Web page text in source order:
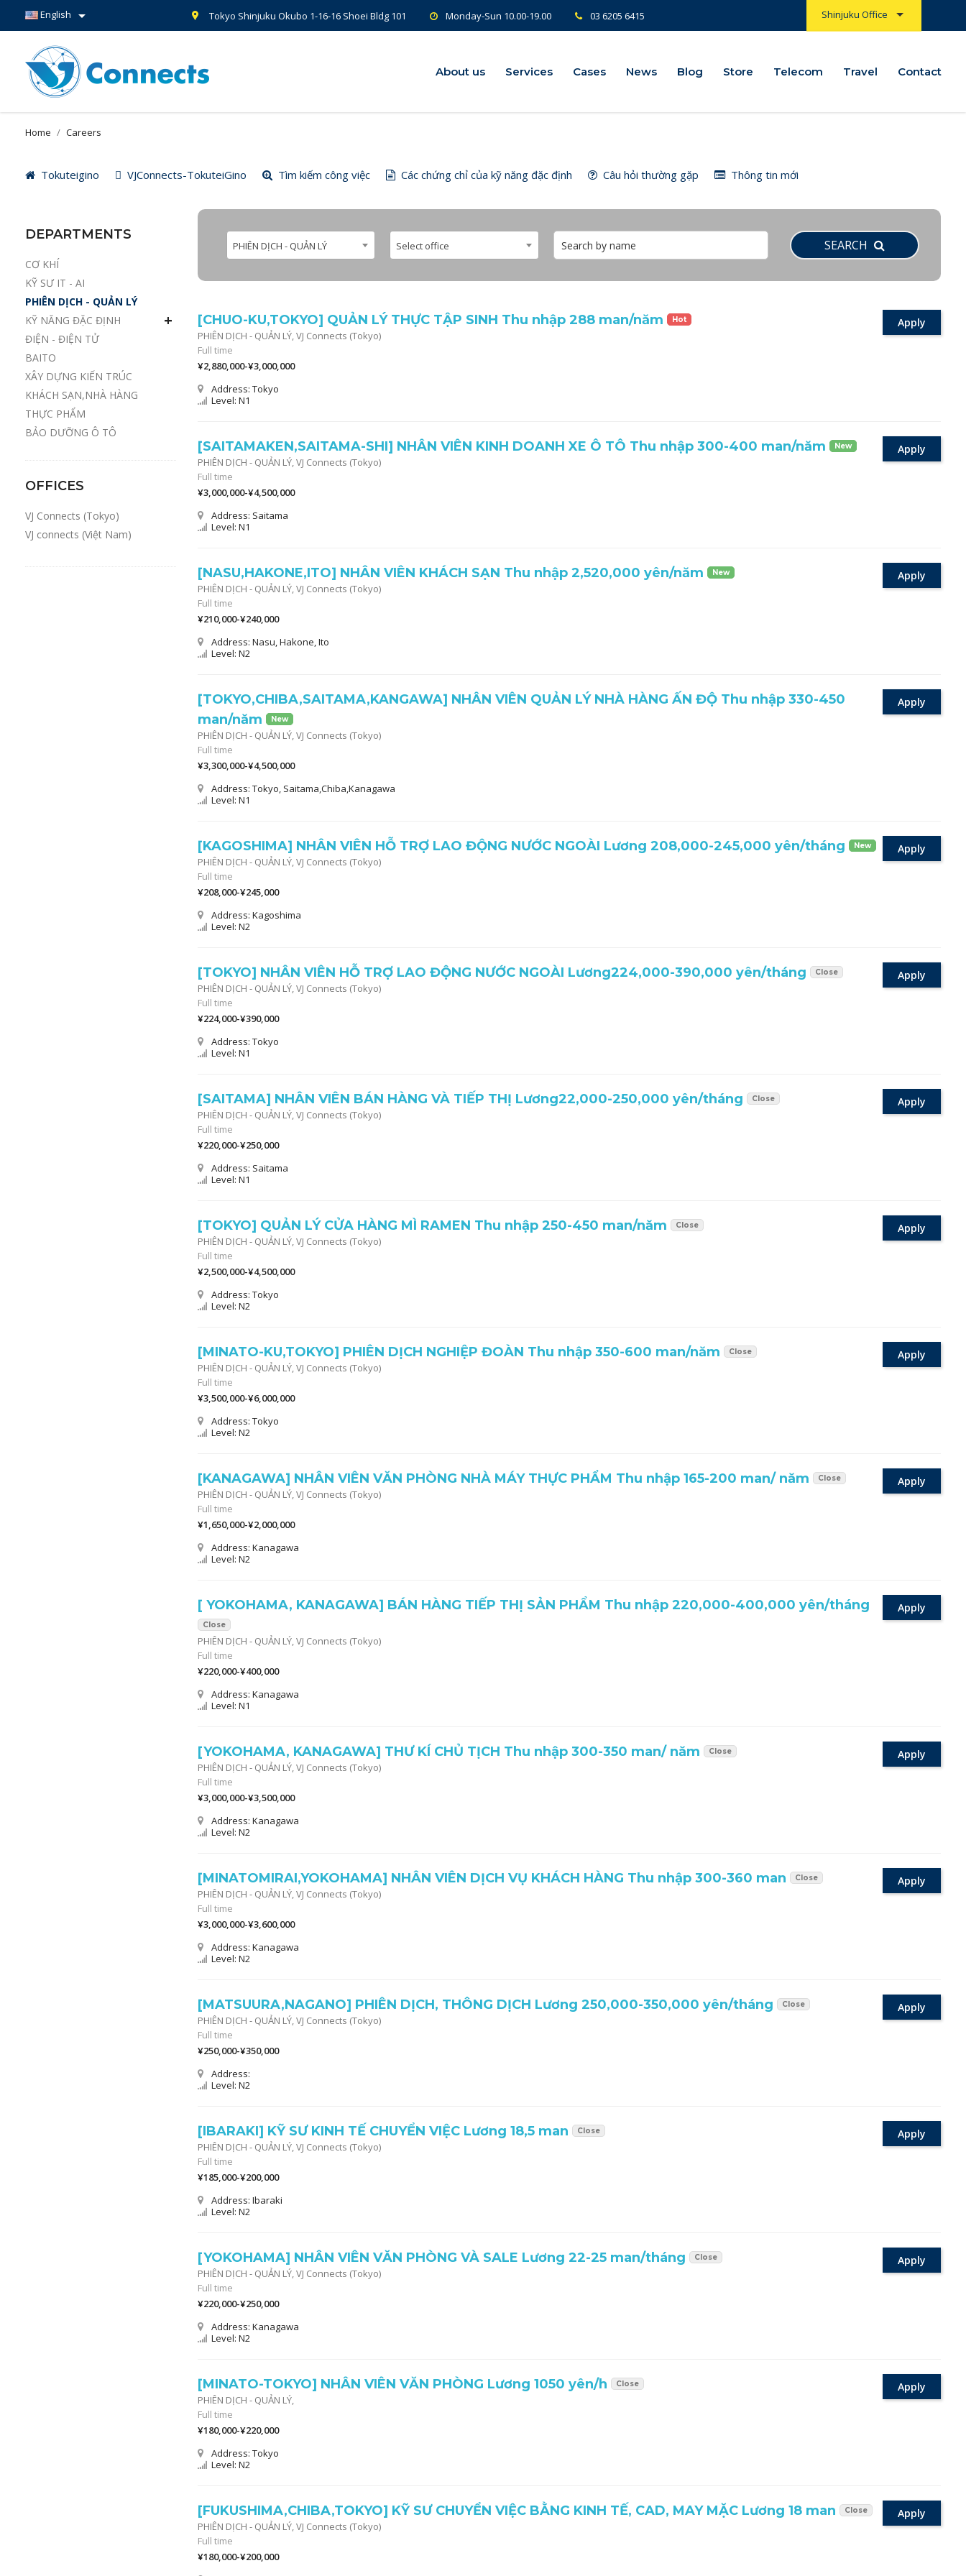
English  Tokyo Shinjuku Okubo 1-16-16 Shoei Bldg 101 Monday-Sun 10.00-19.00 03 6205 6415 Shinjuku Office
About us Services Cases News Blog Store Telecom Travel Contact
About us Services Cases News Blog Store Telecom Travel Contact
Home Careers
Tokuteigino VJConnects-TokuteiGino Tìm kiếm công việc Các chứng chỉ của kỹ năng đặc định Câu hỏi thường gặp Thông tin mới
DEPARTMENTS
CƠ KHÍ
KỸ SƯ IT - AI
PHIÊN DỊCH - QUẢN LÝ
KỸ NĂNG ĐẶC ĐỊNH
ĐIỆN - ĐIỆN TỬ
BAITO
XÂY DỰNG KIẾN TRÚC
KHÁCH SẠN,NHÀ HÀNG
THỰC PHẨM
BẢO DƯỠNG Ô TÔ
OFFICES
VJ Connects (Tokyo)
VJ connects (Việt Nam)
PHIÊN DỊCH - QUẢN LÝ Select office SEARCH
[CHUO-KU,TOKYO] QUẢN LÝ THỰC TẬP SINH Thu nhập 288 man/năm Hot
PHIÊN DỊCH - QUẢN LÝ,VJ Connects (Tokyo)
Full time
¥2,880,000-¥3,000,000
Address: Tokyo
Level: N1
Apply
[SAITAMAKEN,SAITAMA-SHI] NHÂN VIÊN KINH DOANH XE Ô TÔ Thu nhập 300-400 man/năm New
PHIÊN DỊCH - QUẢN LÝ,VJ Connects (Tokyo)
Full time
¥3,000,000-¥4,500,000
Address: Saitama
Level: N1
Apply
[NASU,HAKONE,ITO] NHÂN VIÊN KHÁCH SẠN Thu nhập 2,520,000 yên/năm New
PHIÊN DỊCH - QUẢN LÝ,VJ Connects (Tokyo)
Full time
¥210,000-¥240,000
Address: Nasu, Hakone, Ito
Level: N2
Apply
[TOKYO,CHIBA,SAITAMA,KANGAWA] NHÂN VIÊN QUẢN LÝ NHÀ HÀNG ẤN ĐỘ Thu nhập 330-450
man/năm
New
PHIÊN DỊCH - QUẢN LÝ,VJ Connects (Tokyo)
Full time
¥3,300,000-¥4,500,000
Address: Tokyo, Saitama,Chiba,Kanagawa
Level: N1
Apply
[KAGOSHIMA] NHÂN VIÊN HỖ TRỢ LAO ĐỘNG NƯỚC NGOÀI Lương 208,000-245,000 yên/tháng New
PHIÊN DỊCH - QUẢN LÝ,VJ Connects (Tokyo)
Full time
¥208,000-¥245,000
Address: Kagoshima
Level: N2
Apply
[TOKYO] NHÂN VIÊN HỖ TRỢ LAO ĐỘNG NƯỚC NGOÀI Lương224,000-390,000 yên/tháng Close
PHIÊN DỊCH - QUẢN LÝ,VJ Connects (Tokyo)
Full time
¥224,000-¥390,000
Address: Tokyo
Level: N1
Apply
[SAITAMA] NHÂN VIÊN BÁN HÀNG VÀ TIẾP THỊ Lương22,000-250,000 yên/tháng Close
PHIÊN DỊCH - QUẢN LÝ,VJ Connects (Tokyo)
Full time
¥220,000-¥250,000
Address: Saitama
Level: N1
Apply
[TOKYO] QUẢN LÝ CỬA HÀNG MÌ RAMEN Thu nhập 250-450 man/năm Close
PHIÊN DỊCH - QUẢN LÝ,VJ Connects (Tokyo)
Full time
¥2,500,000-¥4,500,000
Address: Tokyo
Level: N2
Apply
[MINATO-KU,TOKYO] PHIÊN DỊCH NGHIỆP ĐOÀN Thu nhập 350-600 man/năm Close
PHIÊN DỊCH - QUẢN LÝ,VJ Connects (Tokyo)
Full time
¥3,500,000-¥6,000,000
Address: Tokyo
Level: N2
Apply
[KANAGAWA] NHÂN VIÊN VĂN PHÒNG NHÀ MÁY THỰC PHẨM Thu nhập 165-200 man/ năm Close
PHIÊN DỊCH - QUẢN LÝ,VJ Connects (Tokyo)
Full time
¥1,650,000-¥2,000,000
Address: Kanagawa
Level: N2
Apply
[ YOKOHAMA, KANAGAWA] BÁN HÀNG TIẾP THỊ SẢN PHẨM Thu nhập 220,000-400,000 yên/tháng
Close
PHIÊN DỊCH - QUẢN LÝ,VJ Connects (Tokyo)
Full time
¥220,000-¥400,000
Address: Kanagawa
Level: N1
Apply
[YOKOHAMA, KANAGAWA] THƯ KÍ CHỦ TỊCH Thu nhập 300-350 man/ năm Close
PHIÊN DỊCH - QUẢN LÝ,VJ Connects (Tokyo)
Full time
¥3,000,000-¥3,500,000
Address: Kanagawa
Level: N2
Apply
[MINATOMIRAI,YOKOHAMA] NHÂN VIÊN DỊCH VỤ KHÁCH HÀNG Thu nhập 300-360 man Close
PHIÊN DỊCH - QUẢN LÝ,VJ Connects (Tokyo)
Full time
¥3,000,000-¥3,600,000
Address: Kanagawa
Level: N2
Apply
[MATSUURA,NAGANO] PHIÊN DỊCH, THÔNG DỊCH Lương 250,000-350,000 yên/tháng Close
PHIÊN DỊCH - QUẢN LÝ,VJ Connects (Tokyo)
Full time
¥250,000-¥350,000
Address:
Level: N2
Apply
[IBARAKI] KỸ SƯ KINH TẾ CHUYỂN VIỆC Lương 18,5 man Close
PHIÊN DỊCH - QUẢN LÝ,VJ Connects (Tokyo)
Full time
¥185,000-¥200,000
Address: Ibaraki
Level: N2
Apply
[YOKOHAMA] NHÂN VIÊN VĂN PHÒNG VÀ SALE Lương 22-25 man/tháng Close
PHIÊN DỊCH - QUẢN LÝ,VJ Connects (Tokyo)
Full time
¥220,000-¥250,000
Address: Kanagawa
Level: N2
Apply
[MINATO-TOKYO] NHÂN VIÊN VĂN PHÒNG Lương 1050 yên/h Close
PHIÊN DỊCH - QUẢN LÝ,
Full time
¥180,000-¥220,000
Address: Tokyo
Level: N2
Apply
[FUKUSHIMA,CHIBA,TOKYO] KỸ SƯ CHUYỂN VIỆC BẰNG KINH TẾ, CAD, MAY MẶC Lương 18 man Close
PHIÊN DỊCH - QUẢN LÝ,VJ Connects (Tokyo)
Full time
¥180,000-¥200,000
Apply